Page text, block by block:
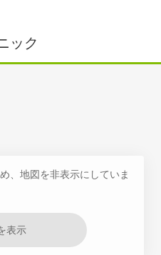
ック
、地図を非表示にしていま
表示